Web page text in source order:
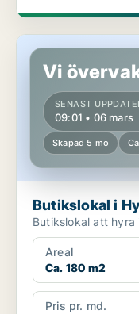
Butikslokal i Hyllie
Vi
SENAST
09:01 • 06 mars
Skapad 5 mo
Butikslokal i
Butikslokal att hyra
Areal
Ca. 180 m2
Pris pr. md.